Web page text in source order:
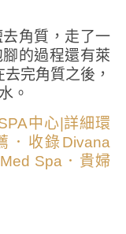
角質，走了一
的過程還有萊
完角質之後，
。